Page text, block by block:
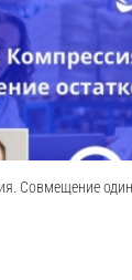
Совмещение